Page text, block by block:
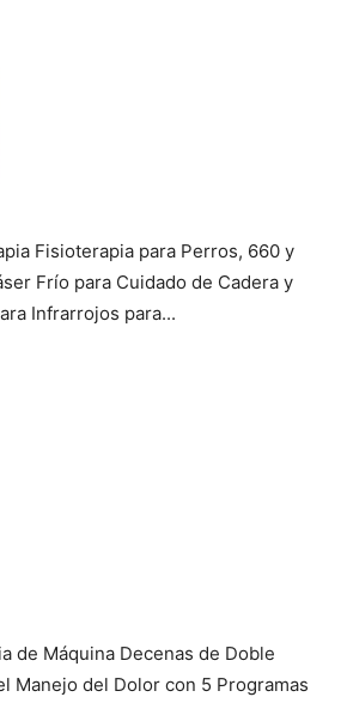
Fisioterapia para Perros, 660 y
Frío para Cuidado de Cadera y
Infrarrojos para...
de Máquina Decenas de Doble
Manejo del Dolor con 5 Programas